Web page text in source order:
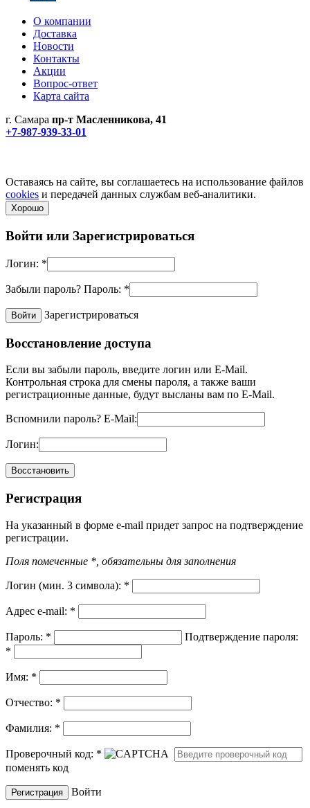
О компании
Доставка
Новости
Контакты
Акции
Вопрос-ответ
Карта сайта
г. Самара пр-т Масленникова, 41
+7-987-939-33-01
Оставаясь на сайте, вы соглашаетесь на использование файлов
cookies и передачей данных службам веб-аналитики.
Хорошо
Войти или Зарегистрироваться
Логин: *
Забыли пароль? Пароль: *
Зарегистрироваться
Восстановление доступа
Если вы забыли пароль, введите логин или E-Mail.
Контрольная строка для смены пароля, а также ваши
регистрационные данные, будут высланы вам по E-Mail.
Вспомнили пароль? E-Mail:
Логин:
Регистрация
На указанный в форме e-mail придет запрос на подтверждение
регистрации.
Поля помеченные *, обязательны для заполнения
Логин (мин. 3 символа): *
Адрес e-mail: *
Пароль: *
Подтверждение пароля:
*
Имя: *
Отчество: *
Фамилия: *
Проверочный код: *
поменять код
Войти